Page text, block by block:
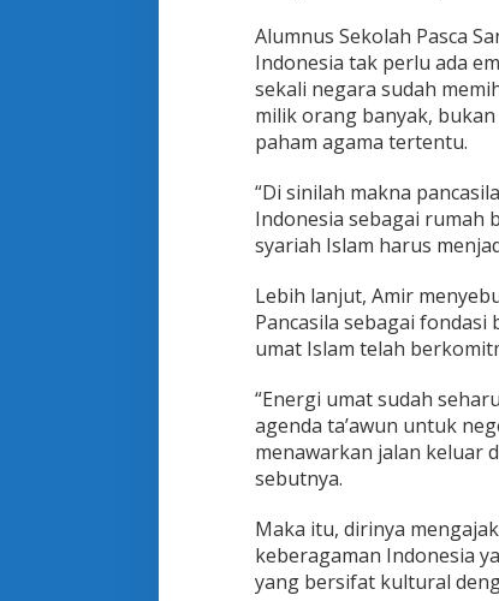
,
A
k
t
v
s
M
u
m
m
a
i
a
h
:
e
a
k
Alumnus Sekolah Pasca
Indonesia tak perlu ada
sekali negara sudah
milik orang banyak,
paham agama tertentu.
“Di sinilah makna
Indonesia sebagai rumah
syariah Islam harus
Lebih lanjut, Amir
Pancasila sebagai fondasi
umat Islam telah
“Energi umat sudah
agenda ta’awun untuk
menawarkan jalan keluar
sebutnya.
Maka itu, dirinya
keberagaman Indonesia
yang bersifat kultural